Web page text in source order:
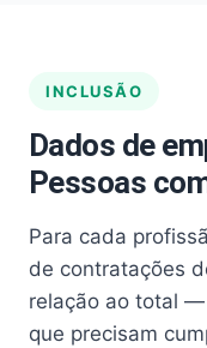
INCLUSÃO
Dados de
Pessoas
Para cada
de contratações
relação ao total
que precisam